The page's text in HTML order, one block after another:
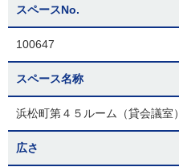
スペースNo.
100647
スペース名称
浜松町第４５ルーム（貸会議室）
広さ